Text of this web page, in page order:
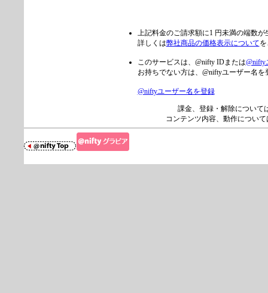
上記料金のご請求額に1 円未満の端数
詳しくは弊社商品の価格表示について
このサービスは、@nifty IDまたは@nifty
お持ちでない方は、@niftyユーザー名
@niftyユーザー名を登録
課金、登録・解除について
コンテンツ内容、動作について